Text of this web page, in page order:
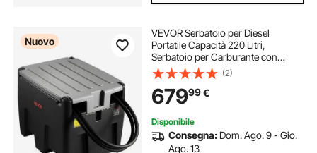
Nuovo
VEVOR Serbatoio per Diesel
Portatile Capacità 220 Litri,
Serbatoio per Carburante con
Pompa di Trasferimento Elettrica da
12 V Potenza 140W, Lunghezza
Cavo Alimentazione 3,9m, Nero
(2)
67999€
Disponibile
Consegna: Dom. Ago. 9 - Gio.
Ago. 13